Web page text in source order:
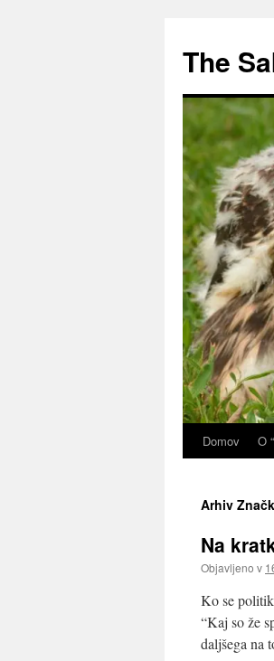
vsebino
The
Domov O
Arhiv
Na
Objavljeno v
Ko se
“Kaj so že
daljšega na